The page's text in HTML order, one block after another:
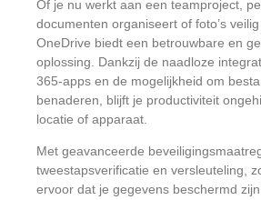
Of je nu werkt aan een teamproject,
documenten organiseert of foto’s veilig
OneDrive biedt een betrouwbare en
oplossing.
Dankzij de naadloze
365-apps en de mogelijkheid om
benaderen, blijft je productiviteit
locatie of apparaat.
Met geavanceerde
tweestapsverificatie en versleuteling,
ervoor dat je gegevens beschermd